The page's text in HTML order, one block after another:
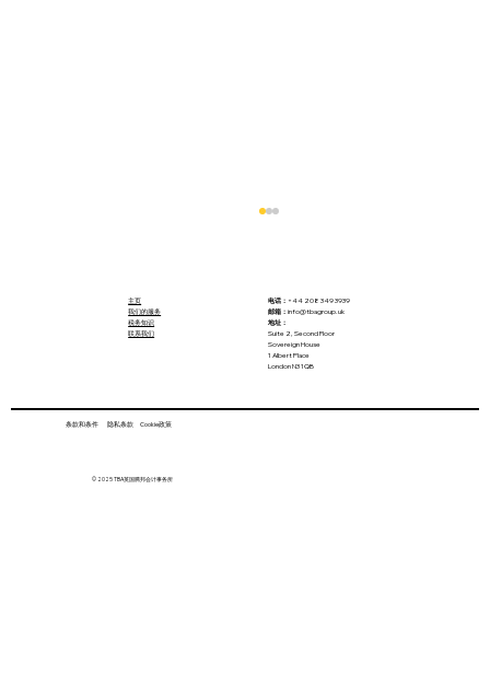
英国税务局将税收罚款额度提高25%
主页
我们的服务
税务知识
联系我们
电话： +44 208 349 3939
邮箱： info@tbagroup.uk
地址：
Suite 2, Second Floor
Sovereign House
1 Albert Place
London N3 1QB
条款和条件 隐私条款 Cookie政策
© 2025 TBA英国腾邦会计事务所